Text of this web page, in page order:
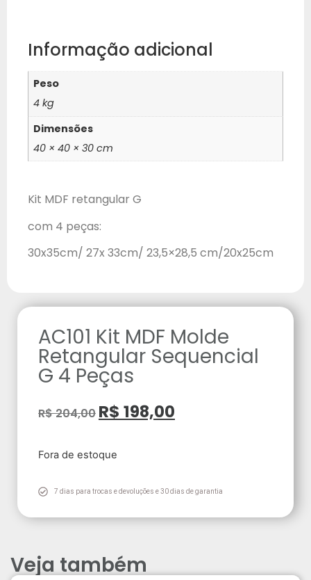
Informação adicional
Peso
4 kg
Dimensões
40 × 40 × 30 cm
Kit MDF retangular G
com 4 peças:
30x35cm/ 27x 33cm/ 23,5×28,5 cm/20x25cm
AC101 Kit MDF Molde
Retangular Sequencial
G 4 Peças
R$204,00 R$ 198,00
Fora de estoque
7 dias para trocas e devoluções e 30 dias de garantia
Veja também